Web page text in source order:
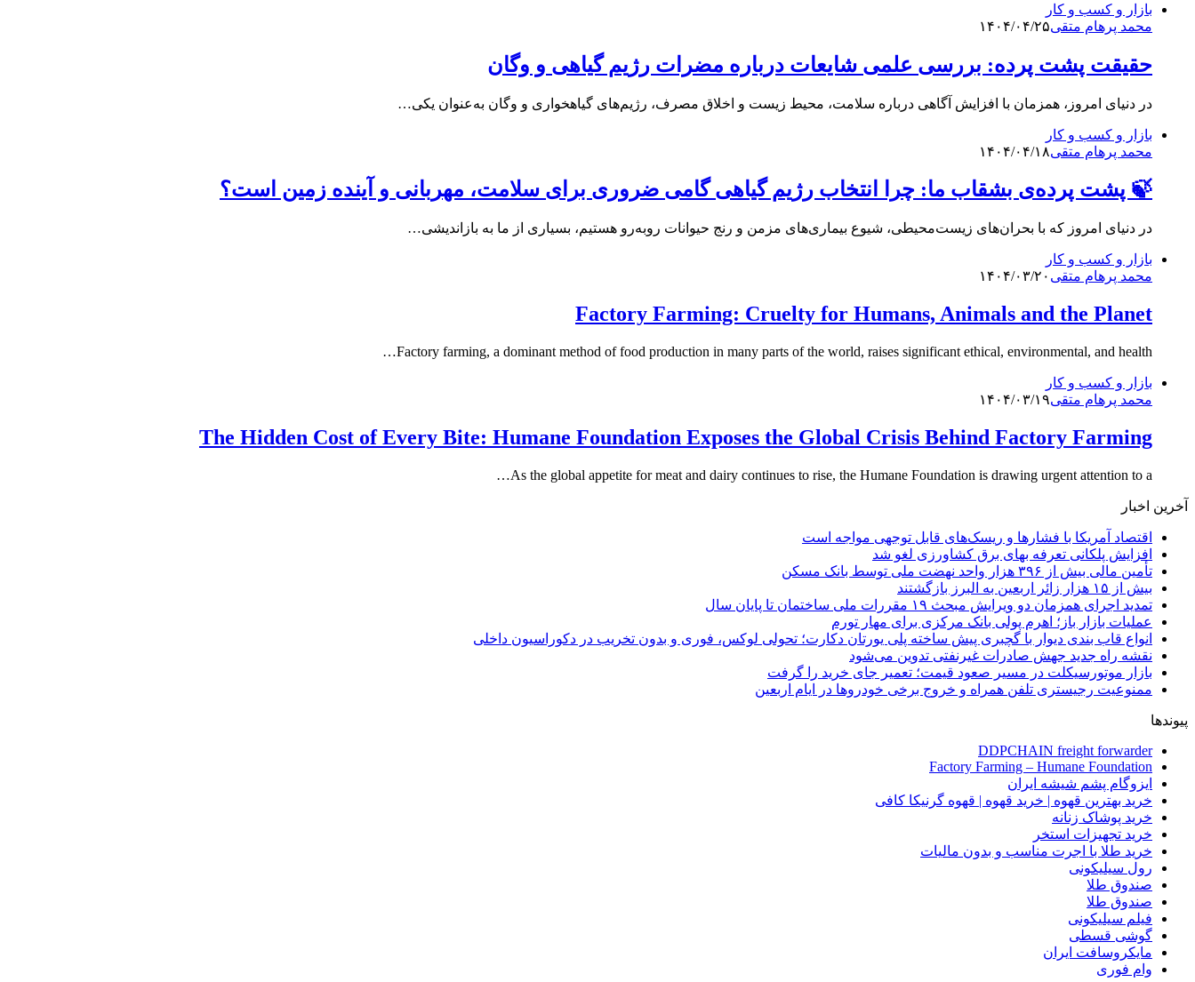
بازار و کسب و کار
محمد پرهام متقی۱۴۰۴/۰۴/۲۵
حقیقت پشت پرده: بررسی علمی شایعات درباره مضرات رژیم گیاهی و وگان
در دنیای امروز، همزمان با افزایش آگاهی درباره سلامت، محیط‌ زیست و اخلاق مصرف، رژیم‌های گیاهخواری و وگان به‌عنوان یکی…
بازار و کسب و کار
محمد پرهام متقی۱۴۰۴/۰۴/۱۸
🍃 پشت پرده‌ی بشقاب ما: چرا انتخاب رژیم گیاهی گامی ضروری برای سلامت، مهربانی و آینده زمین است؟
در دنیای امروز که با بحران‌های زیست‌محیطی، شیوع بیماری‌های مزمن و رنج حیوانات روبه‌رو هستیم، بسیاری از ما به بازاندیشی…
بازار و کسب و کار
محمد پرهام متقی ۱۴۰۴/۰۳/۲۰
Factory Farming: Cruelty for Humans, Animals and the Planet
Factory farming, a dominant method of food production in many parts of the world, raises significant ethical, environmental, and health…
بازار و کسب و کار
محمد پرهام متقی۱۴۰۴/۰۳/۱۹
The Hidden Cost of Every Bite: Humane Foundation Exposes the Global Crisis Behind Factory Farming
As the global appetite for meat and dairy continues to rise, the Humane Foundation is drawing urgent attention to a…
آخرین اخبار
اقتصاد آمریکا با فشارها و ریسک‌های قابل توجهی مواجه است
افزایش پلکانی تعرفه بهای برق کشاورزی لغو شد
تأمین مالی بیش از ۳۹۶ هزار واحد نهضت ملی توسط بانک مسکن
بیش از ۱۵ هزار زائر اربعین به البرز بازگشتند
تمدید اجرای همزمان دو ویرایش مبحث ۱۹ مقررات ملی ساختمان تا پایان سال
عملیات بازار باز؛ اهرم پولی بانک مرکزی برای مهار تورم
انواع قاب بندی دیوار با گچبری پیش ساخته پلی یورتان دکارت؛ تحولی لوکس، فوری و بدون تخریب در دکوراسیون داخلی
نقشه راه جدید جهش صادرات غیرنفتی تدوین می‌شود
بازار موتورسیکلت در مسیر صعود قیمت؛ تعمیر جای خرید را گرفت
ممنوعیت رجیستری تلفن همراه و خروج برخی خودروها در ایام اربعین
پیوندها
DDPCHAIN freight forwarder
Factory Farming – Humane Foundation
ایزوگام پشم شیشه ایران
خرید بهترین قهوه | خرید قهوه | قهوه گرنیکا کافی
خرید پوشاک زنانه
خرید تجهیزات استخر
خرید طلا با اجرت مناسب و بدون مالیات
رول سیلیکونی
صندوق طلا
صندوق طلا
فیلم سیلیکونی
گوشی قسطی
مایکروسافت ایران
وام فوری